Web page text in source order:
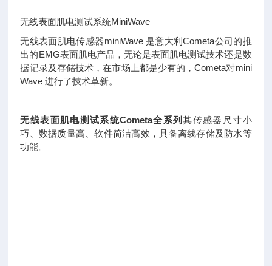
无线表面肌电测试系统MiniWave
无线表面肌电传感器miniWave 是意大利Cometa公司的推
出的EMG表面肌电产品，无论是表面肌电测试技术还是数
据记录及存储技术，在市场上都是少有的，Cometa对mini
Wave进行了技术革新。
无线表面肌电测试系统Cometa全系列其传感器尺寸小
巧、数据质量高、软件简洁高效，具备离线存储及防水等
功能。